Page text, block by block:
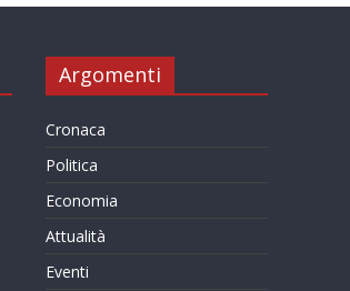
Argomenti
Cronaca
Politica
Economia
Attualità
Eventi